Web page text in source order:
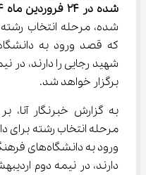
شده در 24 فروردین ماه 1404):
شده، مرحله انتخاب
برگزار خواهد شد.
به گزارش خبرنگار آنا،
مرحله انتخاب رشته برای
ورود به